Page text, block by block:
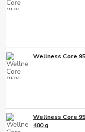
Wellness Core
Wellness Core
400 g